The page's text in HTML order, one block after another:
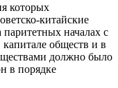
которых
китайские
началах с
обществ и в
должно было
в порядке